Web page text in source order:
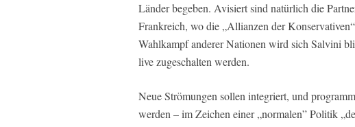
Länder begeben. Avisiert sind natürlich die
Frankreich, wo die „Allianzen der
Wahlkampf anderer Nationen wird sich Salvini
live zugeschalten werden.
Neue Strömungen sollen integriert, und
werden – im Zeichen einer „normalen” Politik